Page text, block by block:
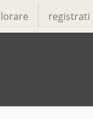
registrati